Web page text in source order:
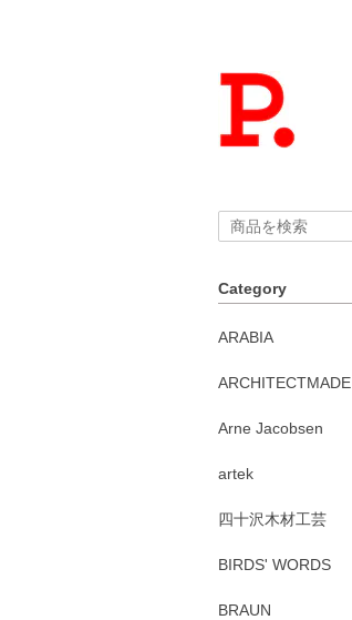
Category
ARABIA
ARCHITECTMADE
Arne Jacobsen
artek
四十沢木材工芸
BIRDS' WORDS
BRAUN